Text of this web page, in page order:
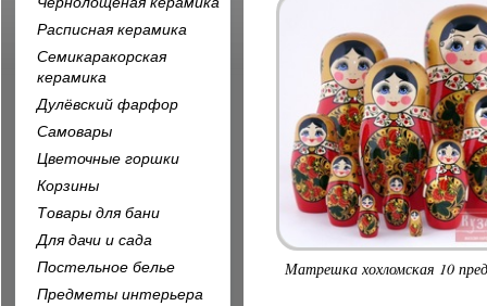
Матрешка хохломская 10
Расписная керамика
Семикаракорская
керамика
Дулёвский фарфор
Самовары
Цветочные горшки
Корзины
Товары для бани
Для дачи и сада
Постельное белье
Предметы интерьера